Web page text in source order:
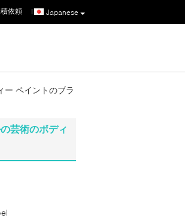
Japanese
積依頼 |
ー ペイントのブラ
芸術のボディ